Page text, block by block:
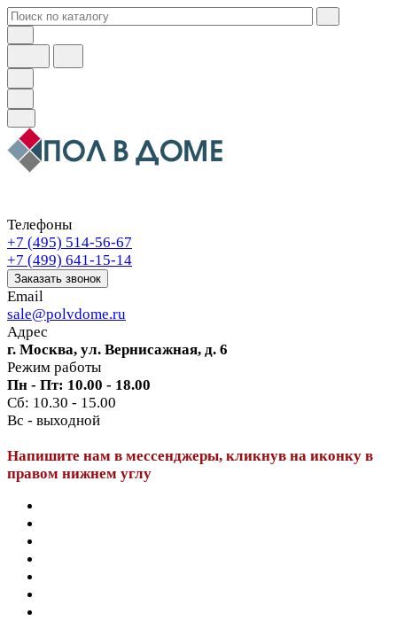
Телефоны
+7 (495) 514-56-67
+7 (499) 641-15-14
Заказать звонок
Email
sale@polvdome.ru
Адрес
г. Москва, ул. Вернисажная, д. 6
Режим работы
Пн - Пт: 10.00 - 18.00
Сб: 10.30 - 15.00
Вс - выходной
Напишите нам в мессенджеры, кликнув на иконку в
правом нижнем углу